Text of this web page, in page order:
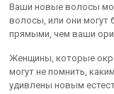
Ваши новые волосы
волосы, или они могут
прямыми, чем ваши
Женщины, которые
могут не помнить,
удивлены новым